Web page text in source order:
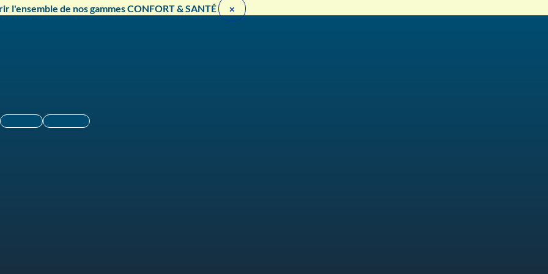
l'ensemble de nos gammes CONFORT & SANTÉ ×
Linkedin
Instagram